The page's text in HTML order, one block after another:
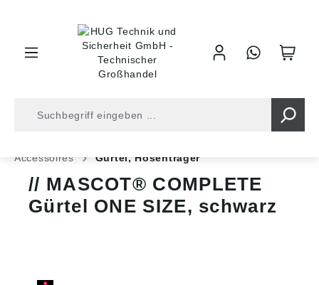
Accessoires
Gürtel, Hosenträger
MASCOT® COMPLETE
Gürtel ONE SIZE, schwarz